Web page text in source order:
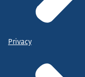
Privacy